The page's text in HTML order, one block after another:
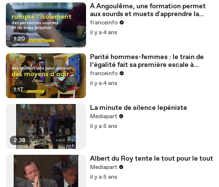
1:20
À Angoulême, une formation permet
aux sourds et muets d'apprendre la
langue des signes
franceinfo
il y a 4 ans
1:17
Parité hommes-femmes : le train de
l’égalité fait sa première escale à
Nantes
franceinfo
il y a 4 ans
2:38
La minute de silence lepéniste
Mediapart
il y a 5 ans
Albert du Roy tente le tout pour le tout
Mediapart
il y a 5 ans